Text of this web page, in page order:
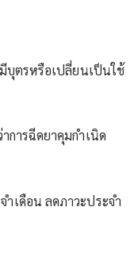
มีบุตรหรือเปลี่ยนเป็นใช้
การฉีดยาคุมกำเนิด
ำเดือน ลดภาวะประจำ